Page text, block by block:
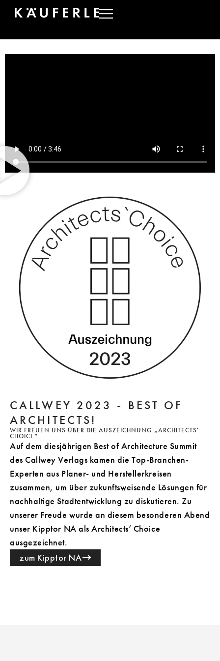
CALLWEY 2023 - BEST OF
ARCHITECTS!
WIR FREUEN UNS ÜBER DIE AUSZEICHNUNG „ARCHITECTS'
CHOICE“
Auf dem diesjährigen Best of Architecture Summit
des Callwey Verlags kamen die Top-Branchen-
Experten aus Planer- und Herstellerkreisen
zusammen, um über zukunftsweisende Lösungen für
nachhaltige Stadtentwicklung zu diskutieren. Zu
unserer Freude wurde an diesem besonderen Abend
unser Kipptor NA als Architects‘ Choice
ausgezeichnet.
zum Kipptor NA